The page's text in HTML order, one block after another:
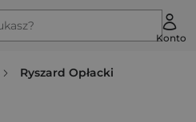
Konto
Ryszard Opłacki